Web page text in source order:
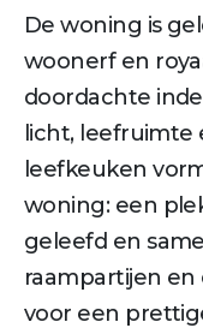
De woning is
woonerf en
doordachte
licht, leefruimte
leefkeuken
woning: een
geleefd en
raampartijen
voor een